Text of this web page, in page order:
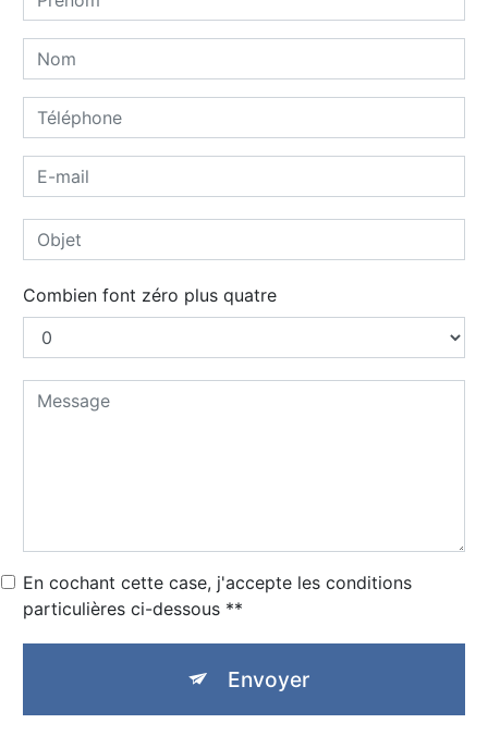
Combien font zéro plus quatre
En cochant cette case, j'accepte les conditions
particulières ci-dessous **
Envoyer